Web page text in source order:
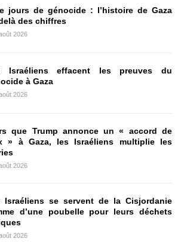
jours de génocide : l’histoire de Gaza
des chiffres
2026
Israéliens effacent les preuves du
à Gaza
2026
que Trump annonce un « accord de
» à Gaza, les Israéliens multiplie les
2026
Israéliens se servent de la Cisjordanie
d’une poubelle pour leurs déchets
2026